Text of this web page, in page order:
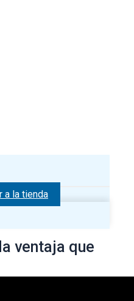
a la tienda
ventaja que